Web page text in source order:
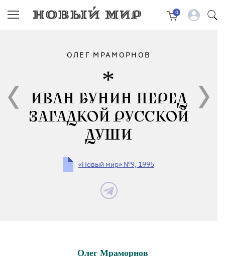
0
ОЛЕГ МРАМОРНОВ
ИВАН БУНИН ПЕРЕД
ЗАГАДКОЙ РУССКОЙ
ДУШИ
«Новый мир» №9, 1995
Олег Мраморнов